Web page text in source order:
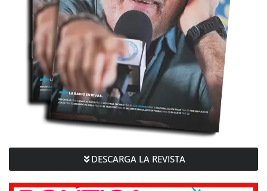
DESCARGA LA REVISTA